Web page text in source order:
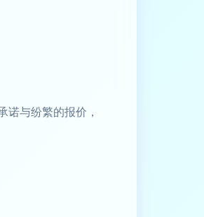
诺与纷繁的报价，